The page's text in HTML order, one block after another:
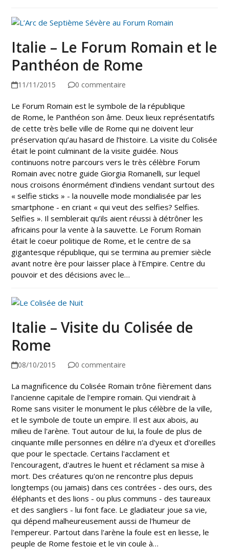
Italie – Le Forum Romain et le
Panthéon de Rome
11/11/2015 0 commentaire
Le Forum Romain est le symbole de la république
de Rome, le Panthéon son âme. Deux lieux représentatifs
de cette très belle ville de Rome qui ne doivent leur
préservation qu’au hasard de l’histoire. La visite du Colisée
était le point culminant de la visite guidée. Nous
continuons notre parcours vers le très célèbre Forum
Romain avec notre guide Giorgia Romanelli, sur lequel
nous croisons énormément d’indiens vendant surtout des
« selfie sticks » - la nouvelle mode mondialisée par les
smartphone - en criant « qui veut des selfies? Selfies.
Selfies ». Il semblerait qu’ils aient réussi à détrôner les
africains pour la vente à la sauvette. Le Forum Romain
était le coeur politique de Rome, et le centre de sa
gigantesque république, qui se termina au premier siècle
avant notre ère pour laisser place à l’Empire. Centre du
pouvoir et des décisions avec le…
Italie – Visite du Colisée de
Rome
08/10/2015 0 commentaire
La magnificence du Colisée Romain trône fièrement dans
l'ancienne capitale de l'empire romain. Qui viendrait à
Rome sans visiter le monument le plus célèbre de la ville,
et le symbole de toute un empire. Il est aux abois, au
milieu de l'arène. Tout autour de lui, la foule de plus de
cinquante mille personnes en délire n'a d'yeux et d'oreilles
que pour le spectacle. Certains l'acclament et
l'encouragent, d'autres le huent et réclament sa mise à
mort. Des créatures qu'on ne rencontre plus depuis
longtemps (ou jamais) dans ces contrées - des ours, des
éléphants et des lions - ou plus communs - des taureaux
et des sangliers - lui font face. Le gladiateur joue sa vie,
qui dépend malheureusement aussi de l'humeur de
l'empereur. Partout dans l'arène la foule est en liesse, le
peuple de Rome festoie et le vin coule à…